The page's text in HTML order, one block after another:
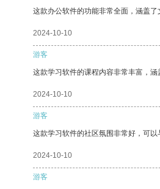
这款办公软件的功能非常全面，涵盖
2024-10-10
游客
这款学习软件的课程内容非常丰富，
2024-10-10
游客
这款学习软件的社区氛围非常好，可以
2024-10-10
游客